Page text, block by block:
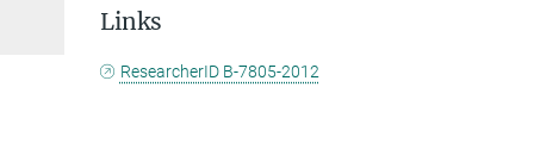
Links
ResearcherID B-7805-2012